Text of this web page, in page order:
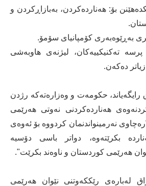
بۆ: هەناردەکردن، بەبازاڕکردن و
بەڕێوەبەری کۆمپانیای سۆمۆ.
تەکنیکییەکان، لیژنەی هاوبەشی
دەکەن.
رایگەیاند، حکومەت و وەزارەتەکە رژدن
هەناردەکردنی نەوتی هەرێمی
نەرمینواندنمان کردووە بۆ ئەوەی
بکرێتەوە، دواتر باسی دۆسیە
هەرێمی کوردستان و ناوەند بکرێت".
لەبارەی رێککەوتنی نێوان هەرێمی